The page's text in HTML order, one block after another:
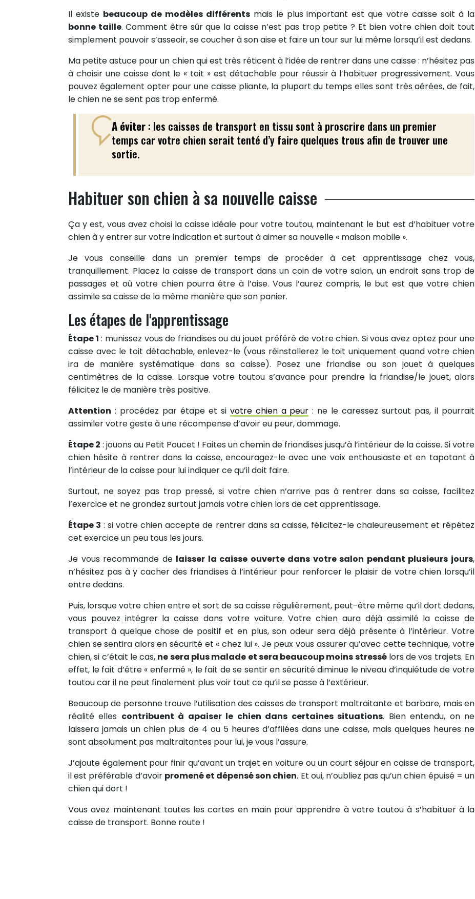
Partager sur facebook
Partager sur Twitter
Epingler sur Pinterest
Il existe beaucoup de modèles différentsmais le plus important est que votre caisse soit à la
bonne taille. Comment être sûr que la caisse n’est pas trop petite ? Et bien votre chien doit tout
simplement pouvoir s’asseoir, se coucher à son aise et faire un tour sur lui même lorsqu’il est dedans.
Ma petite astuce pour un chien qui est très réticent à l’idée de rentrer dans une caisse : n’hésitez pas
à choisir une caisse dont le « toit » est détachable pour réussir à l’habituer progressivement. Vous
pouvez également opter pour une caisse pliante, la plupart du temps elles sont très aérées, de fait,
le chien ne se sent pas trop enfermé.
A éviter: les caisses de transport en tissu sont à proscrire dans un premier
temps car votre chien serait tenté d’y faire quelques trous afin de trouver une
sortie.
Habituer son chien à sa nouvelle caisse
Ça y est, vous avez choisi la caisse idéale pour votre toutou, maintenant le but est d’habituer votre
chien à y entrer sur votre indication et surtout à aimer sa nouvelle « maison mobile ».
Je vous conseille dans un premier temps de procéder à cet apprentissage chez vous,
tranquillement. Placez la caisse de transport dans un coin de votre salon, un endroit sans trop de
passages et où votre chien pourra être à l’aise. Vous l’aurez compris, le but est que votre chien
assimile sa caisse de la même manière que son panier.
Les étapes de l'apprentissage
Étape 1 : munissez vous de friandises ou du jouet préféré de votre chien. Si vous avez optez pour une
caisse avec le toit détachable, enlevez-le (vous réinstallerez le toit uniquement quand votre chien
ira de manière systématique dans sa caisse). Posez une friandise ou son jouet à quelques
centimètres de la caisse. Lorsque votre toutou s’avance pour prendre la friandise/le jouet, alors
félicitez le de manière très positive.
Attention : procédez par étape et si votre chien a peur : ne le caressez surtout pas, il pourrait
assimiler votre geste à une récompense d’avoir eu peur, dommage.
Étape 2 : jouons au Petit Poucet ! Faites un chemin de friandises jusqu’à l’intérieur de la caisse. Si votre
chien hésite à rentrer dans la caisse, encouragez-le avec une voix enthousiaste et en tapotant à
l’intérieur de la caisse pour lui indiquer ce qu’il doit faire.
Surtout, ne soyez pas trop pressé, si votre chien n’arrive pas à rentrer dans sa caisse, facilitez
l’exercice et ne grondez surtout jamais votre chien lors de cet apprentissage.
Étape 3 : si votre chien accepte de rentrer dans sa caisse, félicitez-le chaleureusement et répétez
cet exercice un peu tous les jours.
Je vous recommande de laisser la caisse ouverte dans votre salon pendant plusieurs jours,
n’hésitez pas à y cacher des friandises à l’intérieur pour renforcer le plaisir de votre chien lorsqu’il
entre dedans.
Puis, lorsque votre chien entre et sort de sa caisse régulièrement, peut-être même qu’il dort dedans,
vous pouvez intégrer la caisse dans votre voiture. Votre chien aura déjà assimilé la caisse de
transport à quelque chose de positif et en plus, son odeur sera déjà présente à l’intérieur. Votre
chien se sentira alors en sécurité et « chez lui ». Je peux vous assurer qu’avec cette technique, votre
chien, si c’était le cas, ne sera plus malade et sera beaucoup moins stressélors de vos trajets. En
effet, le fait d’être « enfermé », le fait de se sentir en sécurité diminue le niveau d’inquiétude de votre
toutou car il ne peut finalement plus voir tout ce qu’il se passe à l’extérieur.
Beaucoup de personne trouve l’utilisation des caisses de transport maltraitante et barbare, mais en
réalité elles contribuent à apaiser le chien dans certaines situations. Bien entendu, on ne
laissera jamais un chien plus de 4 ou 5 heures d’affilées dans une caisse, mais quelques heures ne
sont absolument pas maltraitantes pour lui, je vous l’assure.
J’ajoute également pour finir qu’avant un trajet en voiture ou un court séjour en caisse de transport,
il est préférable d’avoir promené et dépensé son chien. Et oui, n’oubliez pas qu’un chien épuisé = un
chien qui dort !
Vous avez maintenant toutes les cartes en main pour apprendre à votre toutou à s’habituer à la
caisse de transport. Bonne route !